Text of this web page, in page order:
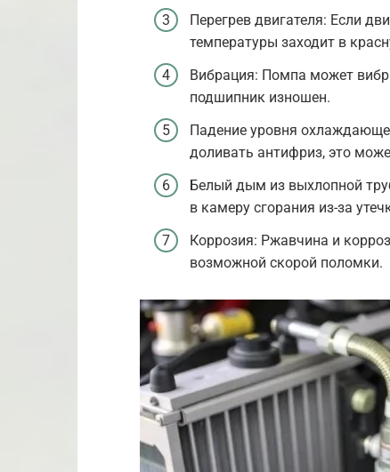
Перегрев двигателя: Если
температуры заходит в
Вибрация: Помпа может
подшипник изношен.
Падение уровня
доливать антифриз, это
Белый дым из выхлопной
в камеру сгорания из-за
Коррозия: Ржавчина и
возможной скорой поломки.